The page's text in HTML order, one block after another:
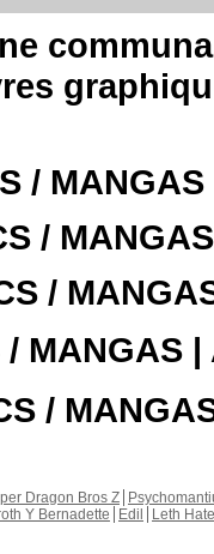
/
/
/
MANGAS |
/
Dragon Bros Z
Y Bernadette Edil
Leth Hate